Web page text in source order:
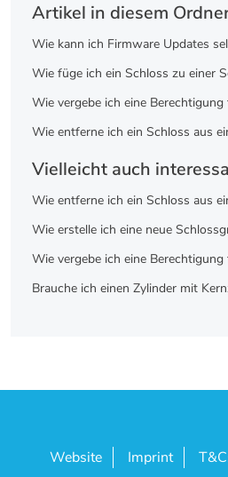
Artikel in diesem
Wie kann ich Firmware Updates
Wie füge ich ein Schloss zu einer
Wie vergebe ich eine
Wie entferne ich ein Schloss aus
Vielleicht auch
Wie entferne ich ein Schloss aus
Wie erstelle ich eine neue
Wie vergebe ich eine
Brauche ich einen Zylinder mit
Website Imprint